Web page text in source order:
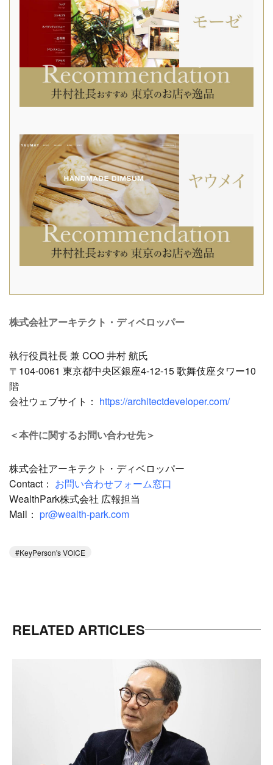
株式会社アーキテクト・ディベロッパー
執行役員社長 兼 COO 井村 航氏
〒104-0061 東京都中央区銀座4-12-15 歌舞伎座タワー10
階
会社ウェブサイト： https://architectdeveloper.com/
＜本件に関するお問い合わせ先＞
株式会社アーキテクト・ディベロッパー
Contact： お問い合わせフォーム窓口
WealthPark株式会社 広報担当
Mail： pr@wealth-park.com
KeyPerson's VOICE
RELATED ARTICLES